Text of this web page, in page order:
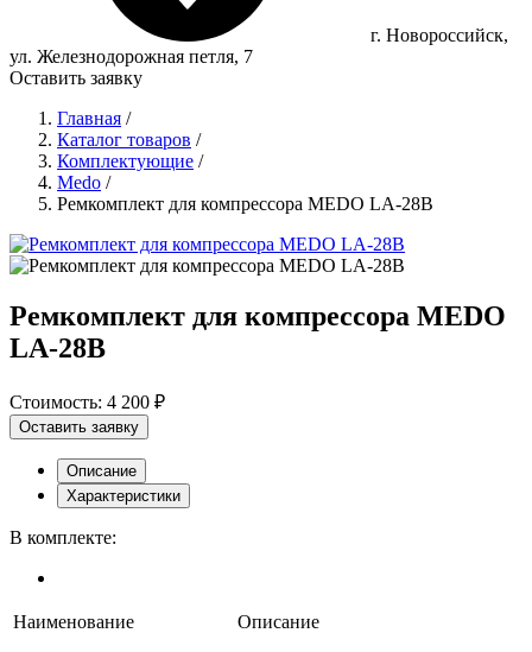
г. Новороссийск,
ул. Железнодорожная петля, 7
Оставить заявку
Главная /
Каталог товаров /
Комплектующие /
Medo /
Ремкомплект для компрессора MEDO LA-28B
Ремкомплект для компрессора MEDO
LA-28В
Стоимость: 4 200 ₽
Оставить заявку
Описание
Характеристики
В комплекте:
Наименование Описание